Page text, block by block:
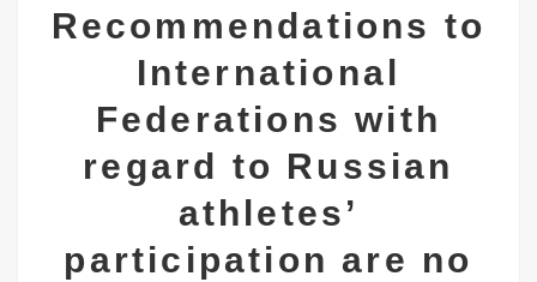
Recommendations to
International
Federations with
regard to Russian
athletes’
participation are no